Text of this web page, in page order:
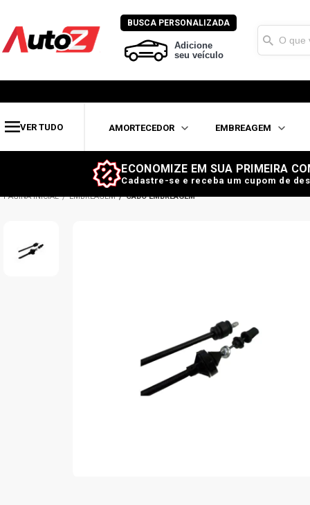
BUSCA PERSONALIZADA
Adicione
seu veículo
VER TUDO AMORTECEDOR EMBREAGEM
ECONOMIZE EM SUA PRIMEIRA
Cadastre-se e receba um cupom de
EMBREAGEM CABO EMBREAGEM